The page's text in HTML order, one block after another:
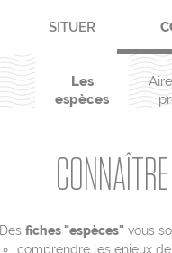
SITUER
Les
espèces
Desfiches "espèces" vous
comprendre les enjeux